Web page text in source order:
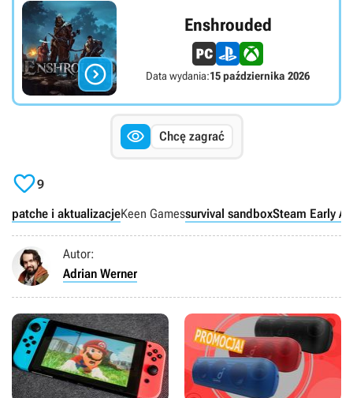

Enshrouded
Data wydania:15 października 2026
 Chcę zagrać
9
patche i aktualizacjeKeen Gamessurvival sandboxSteam Early
Autor:
Adrian Werner